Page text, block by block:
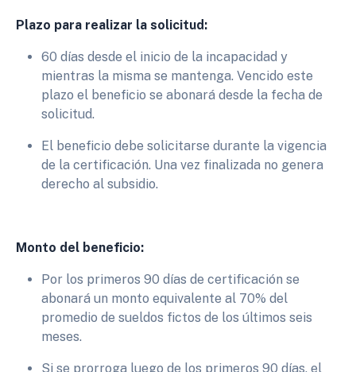
Plazo para realizar la solicitud:
60 días desde el inicio de la incapacidad y
mientras la misma se mantenga. Vencido este
plazo el beneficio se abonará desde la fecha de
solicitud.
El beneficio debe solicitarse durante la vigencia
de la certificación. Una vez finalizada no genera
derecho al subsidio.
Monto del beneficio:
Por los primeros 90 días de certificación se
abonará un monto equivalente al 70% del
promedio de sueldos fictos de los últimos seis
meses.
Si se prorroga luego de los primeros 90 días, el